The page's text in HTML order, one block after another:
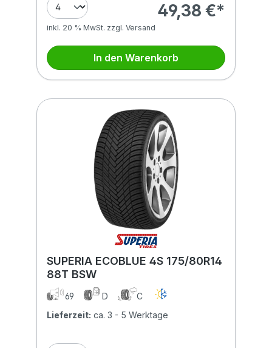
49,38 €*
inkl. 20 % MwSt. zzgl. Versand
In den Warenkorb
SUPERIA ECOBLUE 4S 175/80R14
88T BSW
69 D
C
Lieferzeit: ca. 3 - 5 Werktage